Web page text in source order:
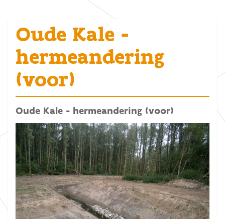
Oude Kale -
hermeandering
(voor)
Oude Kale - hermeandering (voor)